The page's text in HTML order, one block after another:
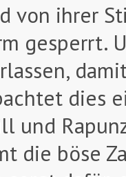
von ihrer
gesperrt.
dies
und
die böse